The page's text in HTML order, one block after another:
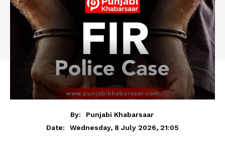
By:
Punjabi Khabarsaar
Date:
Wednesday, 8 July 2026, 21:05